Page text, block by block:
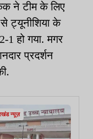
ने टीम के लिए
ट्यूनीशिया के
1 हो गया. मगर
प्रदर्शन
न्यूज़